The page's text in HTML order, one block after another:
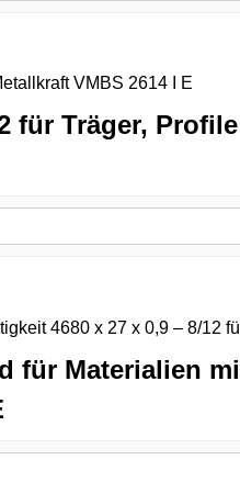
für Träger,
für Materialien